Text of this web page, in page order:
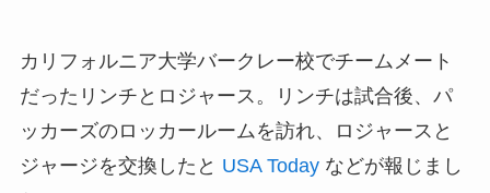
カリフォルニア大学バークレー校でチームメート
だったリンチとロジャース。リンチは試合後、パ
ッカーズのロッカールームを訪れ、ロジャースと
ジャージを交換したと USA Todayなどが報じまし